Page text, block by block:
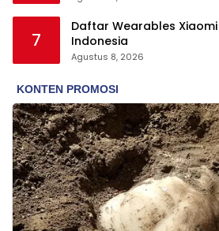
7
Daftar Wearables
Indonesia
Agustus 8, 2026